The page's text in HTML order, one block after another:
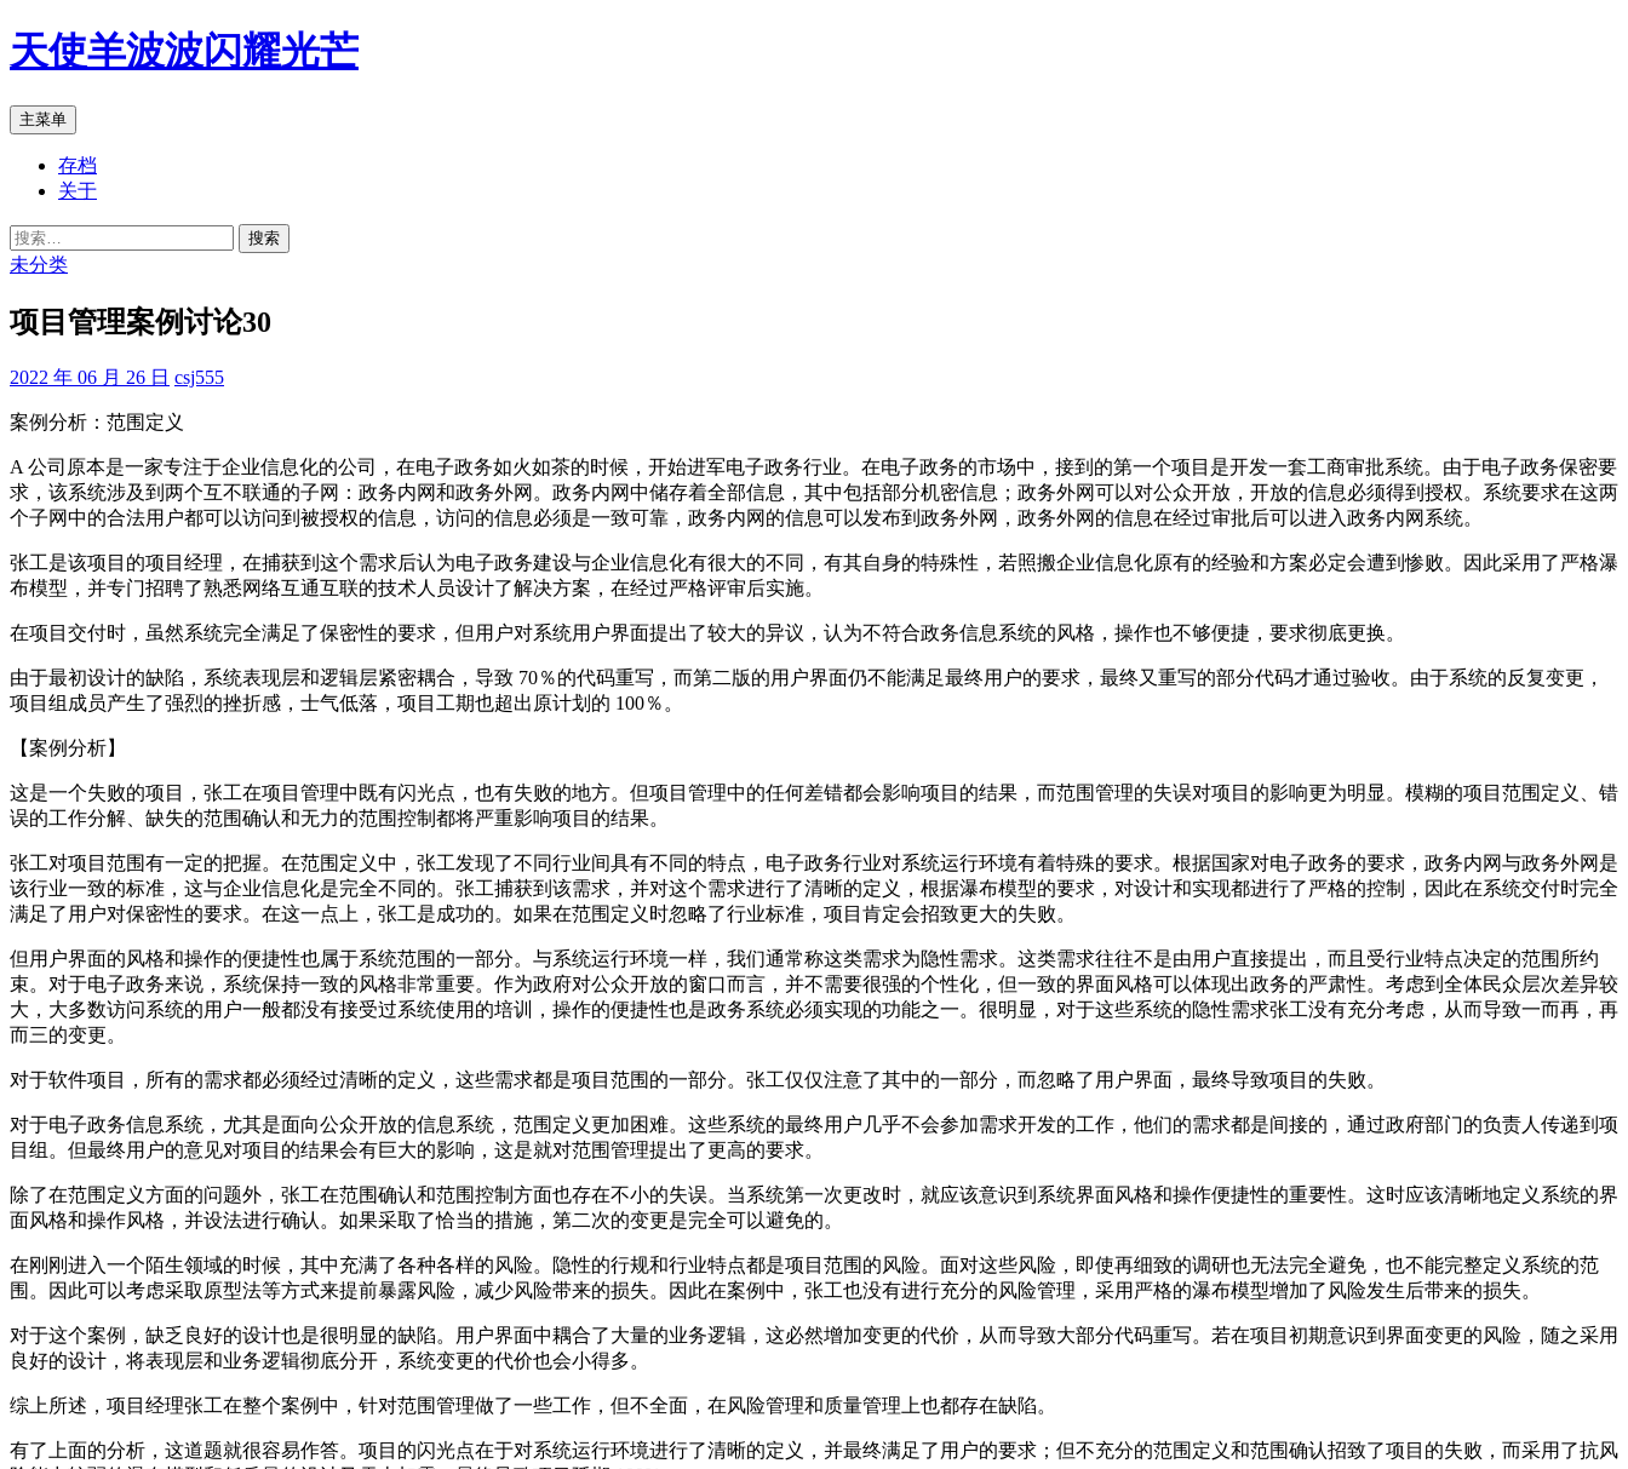
跳
至
文
天使羊波波闪耀光芒
搜
索
主菜单
存档
关于
搜
索：
未分类
项目管理案例讨论30
2022 年 06 月 26 日 csj555
案例分析：范围定义
A 公司原本是一家专注于企业信息化的公司，在电子政务如火如茶的时候，开始进军电子政务行业。在电子政务的市场中，接到的第一个项目是开发一套工商审批系统。由于电子政务保密要
求，该系统涉及到两个互不联通的子网：政务内网和政务外网。政务内网中储存着全部信息，其中包括部分机密信息；政务外网可以对公众开放，开放的信息必须得到授权。系统要求在这两
个子网中的合法用户都可以访问到被授权的信息，访问的信息必须是一致可靠，政务内网的信息可以发布到政务外网，政务外网的信息在经过审批后可以进入政务内网系统。
张工是该项目的项目经理，在捕获到这个需求后认为电子政务建设与企业信息化有很大的不同，有其自身的特殊性，若照搬企业信息化原有的经验和方案必定会遭到惨败。因此采用了严格瀑
布模型，并专门招聘了熟悉网络互通互联的技术人员设计了解决方案，在经过严格评审后实施。
在项目交付时，虽然系统完全满足了保密性的要求，但用户对系统用户界面提出了较大的异议，认为不符合政务信息系统的风格，操作也不够便捷，要求彻底更换。
由于最初设计的缺陷，系统表现层和逻辑层紧密耦合，导致 70％的代码重写，而第二版的用户界面仍不能满足最终用户的要求，最终又重写的部分代码才通过验收。由于系统的反复变更，
项目组成员产生了强烈的挫折感，士气低落，项目工期也超出原计划的 100％。
【案例分析】
这是一个失败的项目，张工在项目管理中既有闪光点，也有失败的地方。但项目管理中的任何差错都会影响项目的结果，而范围管理的失误对项目的影响更为明显。模糊的项目范围定义、错
误的工作分解、缺失的范围确认和无力的范围控制都将严重影响项目的结果。
张工对项目范围有一定的把握。在范围定义中，张工发现了不同行业间具有不同的特点，电子政务行业对系统运行环境有着特殊的要求。根据国家对电子政务的要求，政务内网与政务外网是
该行业一致的标准，这与企业信息化是完全不同的。张工捕获到该需求，并对这个需求进行了清晰的定义，根据瀑布模型的要求，对设计和实现都进行了严格的控制，因此在系统交付时完全
满足了用户对保密性的要求。在这一点上，张工是成功的。如果在范围定义时忽略了行业标准，项目肯定会招致更大的失败。
但用户界面的风格和操作的便捷性也属于系统范围的一部分。与系统运行环境一样，我们通常称这类需求为隐性需求。这类需求往往不是由用户直接提出，而且受行业特点决定的范围所约
束。对于电子政务来说，系统保持一致的风格非常重要。作为政府对公众开放的窗口而言，并不需要很强的个性化，但一致的界面风格可以体现出政务的严肃性。考虑到全体民众层次差异较
大，大多数访问系统的用户一般都没有接受过系统使用的培训，操作的便捷性也是政务系统必须实现的功能之一。很明显，对于这些系统的隐性需求张工没有充分考虑，从而导致一而再，再
而三的变更。
对于软件项目，所有的需求都必须经过清晰的定义，这些需求都是项目范围的一部分。张工仅仅注意了其中的一部分，而忽略了用户界面，最终导致项目的失败。
对于电子政务信息系统，尤其是面向公众开放的信息系统，范围定义更加困难。这些系统的最终用户几乎不会参加需求开发的工作，他们的需求都是间接的，通过政府部门的负责人传递到项
目组。但最终用户的意见对项目的结果会有巨大的影响，这是就对范围管理提出了更高的要求。
除了在范围定义方面的问题外，张工在范围确认和范围控制方面也存在不小的失误。当系统第一次更改时，就应该意识到系统界面风格和操作便捷性的重要性。这时应该清晰地定义系统的界
面风格和操作风格，并设法进行确认。如果采取了恰当的措施，第二次的变更是完全可以避免的。
在刚刚进入一个陌生领域的时候，其中充满了各种各样的风险。隐性的行规和行业特点都是项目范围的风险。面对这些风险，即使再细致的调研也无法完全避免，也不能完整定义系统的范
围。因此可以考虑采取原型法等方式来提前暴露风险，减少风险带来的损失。因此在案例中，张工也没有进行充分的风险管理，采用严格的瀑布模型增加了风险发生后带来的损失。
对于这个案例，缺乏良好的设计也是很明显的缺陷。用户界面中耦合了大量的业务逻辑，这必然增加变更的代价，从而导致大部分代码重写。若在项目初期意识到界面变更的风险，随之采用
良好的设计，将表现层和业务逻辑彻底分开，系统变更的代价也会小得多。
综上所述，项目经理张工在整个案例中，针对范围管理做了一些工作，但不全面，在风险管理和质量管理上也都存在缺陷。
有了上面的分析，这道题就很容易作答。项目的闪光点在于对系统运行环境进行了清晰的定义，并最终满足了用户的要求；但不充分的范围定义和范围确认招致了项目的失败，而采用了抗风